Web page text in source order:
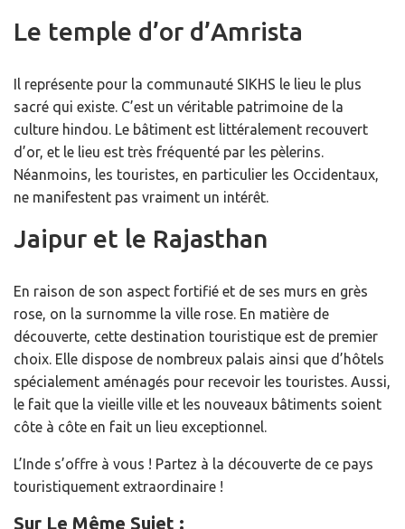
Le temple d’or d’Amrista
Il représente pour la communauté SIKHS le lieu le plus
sacré qui existe. C’est un véritable patrimoine de la
culture hindou. Le bâtiment est littéralement recouvert
d’or, et le lieu est très fréquenté par les pèlerins.
Néanmoins, les touristes, en particulier les Occidentaux,
ne manifestent pas vraiment un intérêt.
Jaipur et le Rajasthan
En raison de son aspect fortifié et de ses murs en grès
rose, on la surnomme la ville rose. En matière de
découverte, cette destination touristique est de premier
choix. Elle dispose de nombreux palais ainsi que d’hôtels
spécialement aménagés pour recevoir les touristes. Aussi,
le fait que la vieille ville et les nouveaux bâtiments soient
côte à côte en fait un lieu exceptionnel.
L’Inde s’offre à vous ! Partez à la découverte de ce pays
touristiquement extraordinaire !
Sur Le Même Sujet :